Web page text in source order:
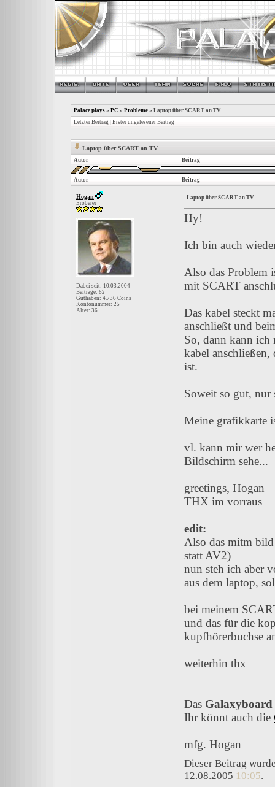
Palace plays » PC » Probleme » Laptop über SCART an TV
Letzter Beitrag Erster ungelesener Beitrag
Laptop über SCART an TV
Autor Beitrag
Autor Beitrag
Hogan
Eroberer
Dabei seit: 10.03.2004
Beiträge: 62
Guthaben: 4.736 Coins
Kontonummer: 25
Alter: 36
Laptop über SCART an TV
Hy!
Ich bin auch
Also das Problem
mit SCART
Das kabel steckt
anschließt und
So, dann kann ich
kabel
ist.
Soweit so gut, nur
Meine grafikkarte
vl. kann mir wer
Bildschirm sehe...
greetings, Hogan
THX im vorraus
edit:
Also das mitm
statt AV2)
nun steh ich aber
aus dem laptop,
bei meinem
und das für die
kupfhörerbuchse
weiterhin thx
Das Galaxyboard
Ihr könnt auch die
mfg. Hogan
Dieser Beitrag
12.08.2005 10:05.